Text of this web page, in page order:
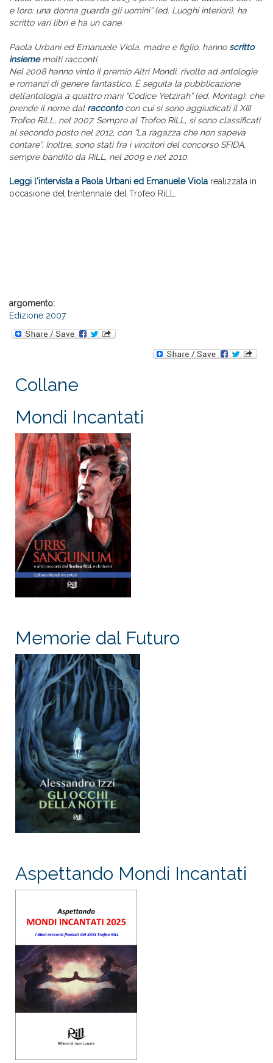
e loro: una donna guarda gli uomini” (ed. Luoghi interiori), ha
scritto vari libri e ha un cane.
Paola Urbani ed Emanuele Viola, madre e figlio, hannoscritto
insiememolti racconti.
Nel 2008 hanno vinto il premio Altri Mondi, rivolto ad antologie
e romanzi di genere fantastico. È seguita la pubblicazione
dell’antologia a quattro mani “Codice Yetzirah” (ed. Montag), che
prende il nome dal raccontocon cui si sono aggiudicati il XIII
Trofeo RiLL, nel 2007. Sempre al Trofeo RiLL, si sono classificati
al secondo posto nel 2012, con “La ragazza che non sapeva
contare”. Inoltre, sono stati fra i vincitori del concorso SFIDA,
sempre bandito da RiLL, nel 2009 e nel 2010.
Leggi l'intervista a Paola Urbani ed Emanuele Viola realizzata in
occasione del trentennale del Trofeo RiLL.
argomento:
Edizione 2007
Collane
Mondi Incantati
Memorie dal Futuro
Aspettando Mondi Incantati